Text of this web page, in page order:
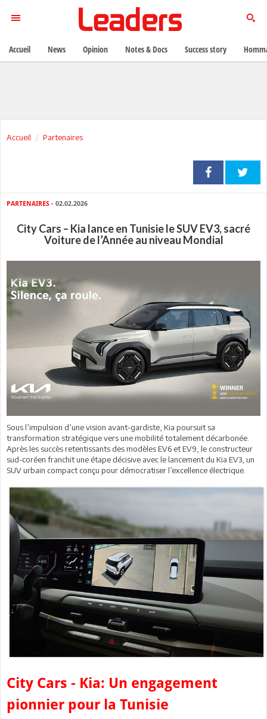
Accueil Partenaires
PARTENAIRES - 02.02.2026
City Cars – Kia lance en Tunisie le SUV EV3, sacré
Voiture de l’Année au niveau Mondial
Sous l’impulsion d’une vision avant-gardiste, Kia poursuit sa
transformation stratégique vers une mobilité totalement décarbonée.
Après les succès retentissants des modèles EV6 et EV9, le constructeur
sud-coréen franchit une étape décisive avec le lancement du Kia EV3, un
SUV urbain compact conçu pour démocratiser l’excellence électrique.
City Cars - Kia: Un engagement
pionnier pour la Tunisie
Accueil News Opinion Notes & Docs Success story